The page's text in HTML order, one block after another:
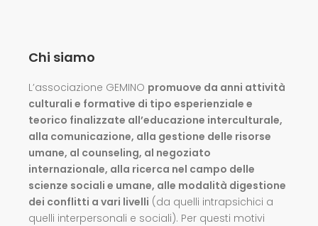
Chi siamo
L’associazione GEMINO promuove da anni attività
culturali e formative di tipo esperienziale e
teorico finalizzate all’educazione interculturale,
alla comunicazione, alla gestione delle risorse
umane, al counseling, al negoziato
internazionale, alla ricerca nel campo delle
scienze sociali e umane, alle modalità digestione
dei conflitti a vari livelli (da quelli intrapsichici a
quelli interpersonali e sociali). Per questi motivi